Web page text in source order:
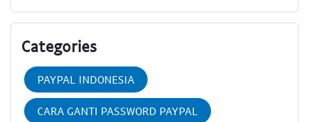
Categories
PAYPAL INDONESIA
CARA GANTI PASSWORD PAYPAL